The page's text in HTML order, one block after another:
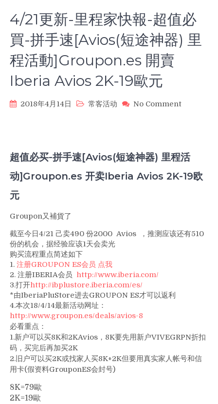
4/21更新-里程家快報-超值必
買-拼手速[Avios(短途神器) 里
程活動]Groupon.es 開賣
Iberia Avios 2K-19歐元
2018年4月14日 常客活动 No Commenton
程
家
快
拼
動
賣
超值必买-拼手速[Avios(短途神器) 里程活
动]Groupon.es 开卖Iberia Avios 2K-19欧
元
Groupon又補貨了
截至今日4/21 己卖490 份2000 Avios ，推测应该还有510
份的机会，据经验应该1天会卖光
购买流程重点简述如下
1. 注册GROUPON ES会员 点我
2. 注册IBERIA会员 http://www.iberia.com/
3.打开http://ibplustore.iberia.com/es/
*由IberiaPluStore进去GROUPON ES才可以返利
4.本次18/4/14最新活动网址：
http://www.groupon.es/deals/avios-8
必看重点：
1.新户可以买8K和2KAvios，8K要先用新户VIVEGRPN折扣
码，买完后再加买2K
2.旧户可以买2K或找家人买8K+2K但要用真实家人帐号和信
用卡(假资料GrouponES会封号)
8K=79歐
2K=19歐